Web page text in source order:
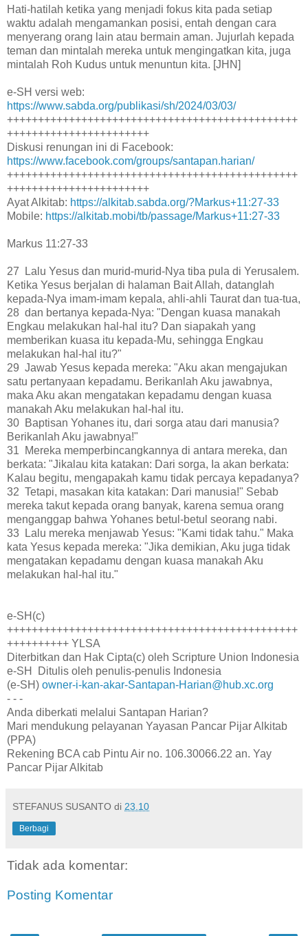
Hati-hatilah ketika yang menjadi fokus kita pada setiap
waktu adalah mengamankan posisi, entah dengan cara
menyerang orang lain atau bermain aman. Jujurlah kepada
teman dan mintalah mereka untuk mengingatkan kita, juga
mintalah Roh Kudus untuk menuntun kita. [JHN]
e-SH versi web:
https://www.sabda.org/publikasi/sh/2024/03/03/
+++++++++++++++++++++++++++++++++++++++++++++++
+++++++++++++++++++++++
Diskusi renungan ini di Facebook:
https://www.facebook.com/groups/santapan.harian/
+++++++++++++++++++++++++++++++++++++++++++++++
+++++++++++++++++++++++
Ayat Alkitab: https://alkitab.sabda.org/?Markus+11:27-33
Mobile: https://alkitab.mobi/tb/passage/Markus+11:27-33
Markus 11:27-33
27 Lalu Yesus dan murid-murid-Nya tiba pula di Yerusalem.
Ketika Yesus berjalan di halaman Bait Allah, datanglah
kepada-Nya imam-imam kepala, ahli-ahli Taurat dan tua-tua,
28 dan bertanya kepada-Nya: "Dengan kuasa manakah
Engkau melakukan hal-hal itu? Dan siapakah yang
memberikan kuasa itu kepada-Mu, sehingga Engkau
melakukan hal-hal itu?"
29 Jawab Yesus kepada mereka: "Aku akan mengajukan
satu pertanyaan kepadamu. Berikanlah Aku jawabnya,
maka Aku akan mengatakan kepadamu dengan kuasa
manakah Aku melakukan hal-hal itu.
30 Baptisan Yohanes itu, dari sorga atau dari manusia?
Berikanlah Aku jawabnya!"
31 Mereka memperbincangkannya di antara mereka, dan
berkata: "Jikalau kita katakan: Dari sorga, Ia akan berkata:
Kalau begitu, mengapakah kamu tidak percaya kepadanya?
32 Tetapi, masakan kita katakan: Dari manusia!" Sebab
mereka takut kepada orang banyak, karena semua orang
menganggap bahwa Yohanes betul-betul seorang nabi.
33 Lalu mereka menjawab Yesus: "Kami tidak tahu." Maka
kata Yesus kepada mereka: "Jika demikian, Aku juga tidak
mengatakan kepadamu dengan kuasa manakah Aku
melakukan hal-hal itu."
e-SH(c)
+++++++++++++++++++++++++++++++++++++++++++++++
++++++++++ YLSA
Diterbitkan dan Hak Cipta(c) oleh Scripture Union Indonesia
e-SH Ditulis oleh penulis-penulis Indonesia
(e-SH) owner-i-kan-akar-Santapan-Harian@hub.xc.org
- - -
Anda diberkati melalui Santapan Harian?
Mari mendukung pelayanan Yayasan Pancar Pijar Alkitab
(PPA)
Rekening BCA cab Pintu Air no. 106.30066.22 an. Yay
Pancar Pijar Alkitab
STEFANUS SUSANTO di 23.10
Berbagi
Tidak ada komentar:
Posting Komentar